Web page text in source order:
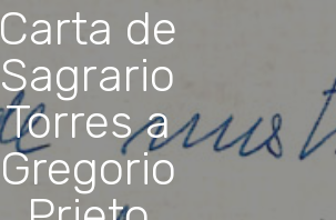
Carta de
Sagrario
Torres a
Gregorio